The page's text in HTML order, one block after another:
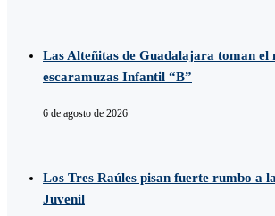
Las Alteñitas de Guadalajara toman el
escaramuzas Infantil “B”
6 de agosto de 2026
Los Tres Raúles pisan fuerte rumbo a
Juvenil